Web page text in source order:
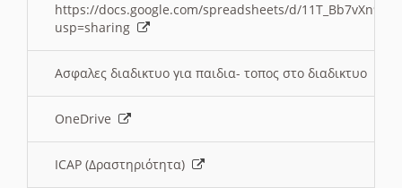
https://docs.google.com/spreadsheets/d/
usp=sharing
Ασφαλες διαδικτυο για παιδια- τοπος στο διαδικτυο
OneDrive
ICAP (Δραστηριότητα)